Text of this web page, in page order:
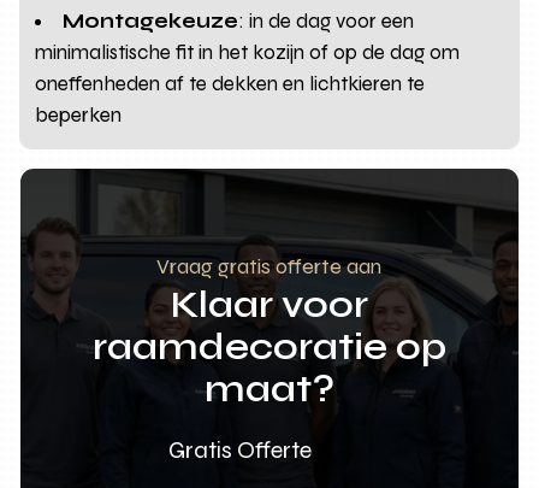
Montagekeuze: in de dag voor een
minimalistische fit in het kozijn of op de dag om
oneffenheden af te dekken en lichtkieren te
beperken
Vraag gratis offerte aan
Klaar voor
raamdecoratie op
maat?
Gratis Offerte